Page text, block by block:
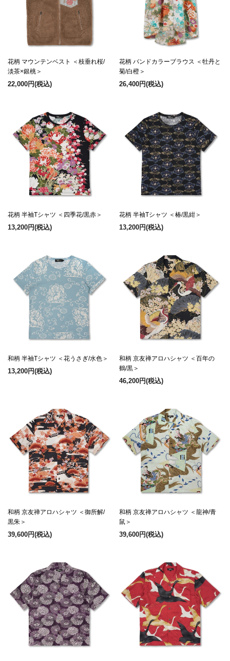
花柄 マウンテンベスト ＜枝垂れ桜/
淡茶×銀桃＞
22,000円(税込)
花柄 バンドカラーブラウス ＜牡丹と
菊/白橙＞
26,400円(税込)
花柄 半袖Tシャツ ＜四季花/黒赤＞
13,200円(税込)
花柄 半袖Tシャツ ＜椿/黒紺＞
13,200円(税込)
和柄 半袖Tシャツ ＜花うさぎ/水色＞
13,200円(税込)
和柄 京友禅アロハシャツ ＜百年の
鶴/黒＞
46,200円(税込)
和柄 京友禅アロハシャツ ＜御所解/
黒朱＞
39,600円(税込)
和柄 京友禅アロハシャツ ＜龍神/青
鼠＞
39,600円(税込)